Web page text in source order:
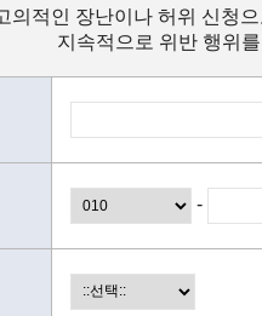
의적인 장난이나 허위 신청
지속적으로 위반 행위
-